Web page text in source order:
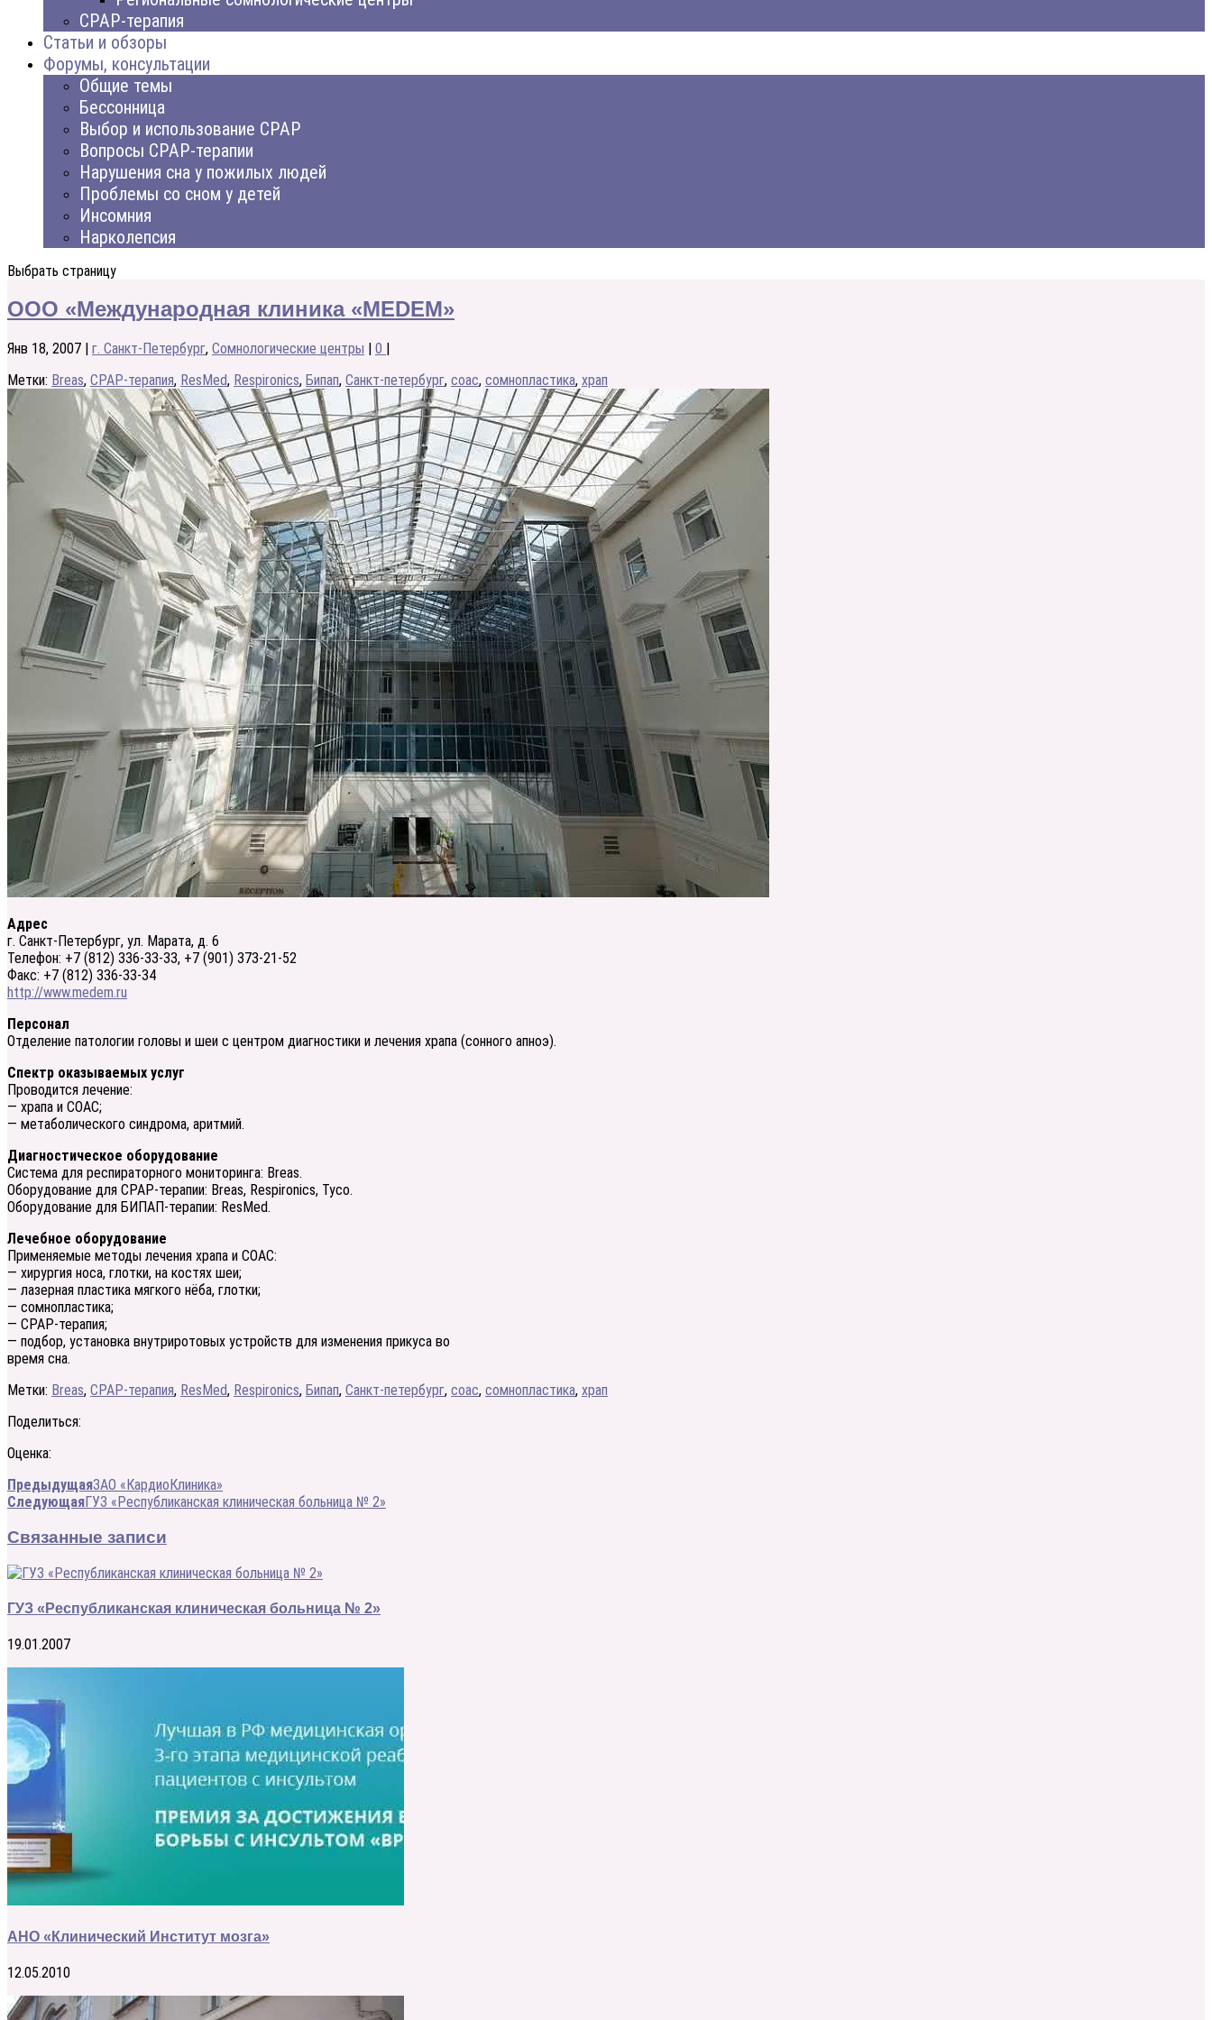
CPAP-терапия
Статьи и обзоры
Форумы, консультации
Общие темы
Бессонница
Выбор и использование CPAP
Вопросы CPAP-терапии
Нарушения сна у пожилых людей
Проблемы со сном у детей
Инсомния
Нарколепсия
Выбрать страницу
ООО «Международная клиника «MEDEM»
Янв 18, 2007 г. Санкт-Петербург, Сомнологические центры 0
Метки: Breas, CPAP-терапия, ResMed, Respironics, Бипап, Санкт-петербург, соас, сомнопластика, храп
Адрес
г. Санкт-Петербург, ул. Марата, д. 6
Телефон: +7 (812) 336-33-33, +7 (901) 373-21-52
Факс: +7 (812) 336-33-34
http://www.medem.ru
Персонал
Отделение патологии головы и шеи с центром диагностики и лечения храпа (сонного апноэ).
Спектр оказываемых услуг
Проводится лечение:
— храпа и СОАС;
— метаболического синдрома, аритмий.
Диагностическое оборудование
Система для респираторного мониторинга: Breas.
Оборудование для СРАР-терапии: Breas, Respironics, Tyсo.
Оборудование для БИПАП-терапии: ResMed.
Лечебное оборудование
Применяемые методы лечения храпа и СОАС:
— хирургия носа, глотки, на костях шеи;
— лазерная пластика мягкого нёба, глотки;
— сомнопластика;
— СРАР-терапия;
— подбор, установка внутриротовых устройств для изменения прикуса во
время сна.
Метки: Breas, CPAP-терапия, ResMed, Respironics, Бипап, Санкт-петербург, соас, сомнопластика, храп
Поделиться:
Оценка:
ПредыдущаяЗАО «КардиоКлиника»
СледующаяГУЗ «Республиканская клиническая больница № 2»
Связанные записи
ГУЗ «Республиканская клиническая больница № 2»
19.01.2007
АНО «Клинический Институт мозга»
12.05.2010